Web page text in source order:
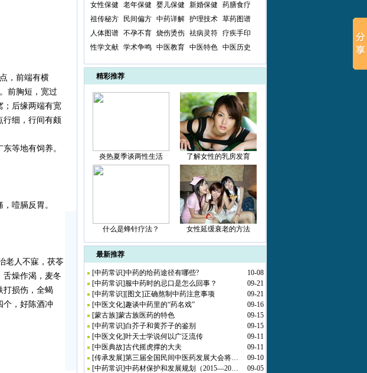
，前端有横
前胸短，宽过
；后缘两端有宽
行细，行间有颇
等地有饲养。
噎膈反胃。
老人不寐，茯苓
舌燥作渴，麦冬
打损伤，全蝎
个，好陈酒冲
女性保健
老年保健 婴儿保健 新婚保健
药膳食疗
祖传秘方
民间偏方 中药详解 护理技术
草药图谱
人体图谱
不孕不育 烧伤烫伤 祛病灵符
疗疾手印
性学文献
学术争鸣 中医教育 中医特色 中医历史
精彩推荐
炎热夏季谈两性生活 了解女性的乳房发育
什么是蜂针疗法？ 女性延缓衰老的方法
最新推荐
[中药常识]中药的给药途径有哪些?
10-08
[中药常识]服中药时的忌口是怎么回事？
09-21
[中药常识][图文]正确熬制中药注意事项
09-21
[中医文化]趣谈中药里的“药名戏”
09-16
[蒙古族]蒙古族医药的特色
09-15
[中药常识]白芥子和黄芥子的鉴别
09-15
[中医文化]叶天士学说何以广泛流传
09-11
[中医典故]古代摇虎撑的大夫
09-11
[传承发展]第三届全国民间中医药发展大会将…
09-10
[中药常识]中药材保护和发展规划（2015—20… 09-05